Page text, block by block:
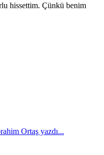
hissettim. Çünkü benim